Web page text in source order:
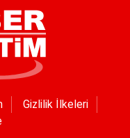
Gizlilik İlkeleri